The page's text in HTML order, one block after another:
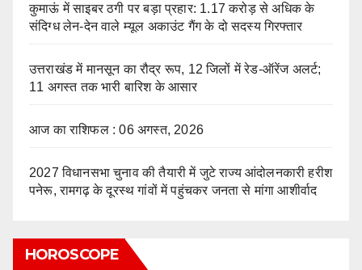
कुमाऊं में साइबर ठगी पर बड़ा प्रहार: 1.17 करोड़ से अधिक के
संदिग्ध लेन-देन वाले म्यूल अकाउंट गैंग के दो सदस्य गिरफ्तार
उत्तराखंड में मानसून का रौद्र रूप, 12 जिलों में रेड-ऑरेंज अलर्ट;
11 अगस्त तक भारी बारिश के आसार
आज का राशिफल : 06 अगस्त, 2026
2027 विधानसभा चुनाव की तैयारी में जुटे राज्य आंदोलनकारी हरीश
पनेरू, रामगढ़ के दूरस्थ गांवों में पहुंचकर जनता से मांगा आशीर्वाद
HOROSCOPE